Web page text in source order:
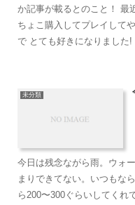
か記事が載るとのこと！ 最
ちょこ購入してプレイして
で とても好きになりました!
未分類
今日は残念ながら雨。ウォ
まりできてない。いつもな
ら200〜300ぐらいしてくれ